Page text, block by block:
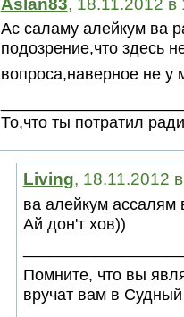
Ас саламу алейкум ва
подозрение,что здесь
вопроса,наверное не у
То,что ты потратил
Living, 18.11.2012
ва алейкум ассалям
Ай дон'т хов))
Помните, что вы
вручат вам в